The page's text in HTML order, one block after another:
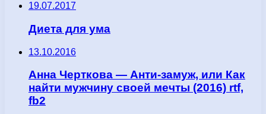
19.07.2017
Диета для ума
13.10.2016
Анна Черткова — Анти-замуж, или Как
найти мужчину своей мечты (2016) rtf,
fb2